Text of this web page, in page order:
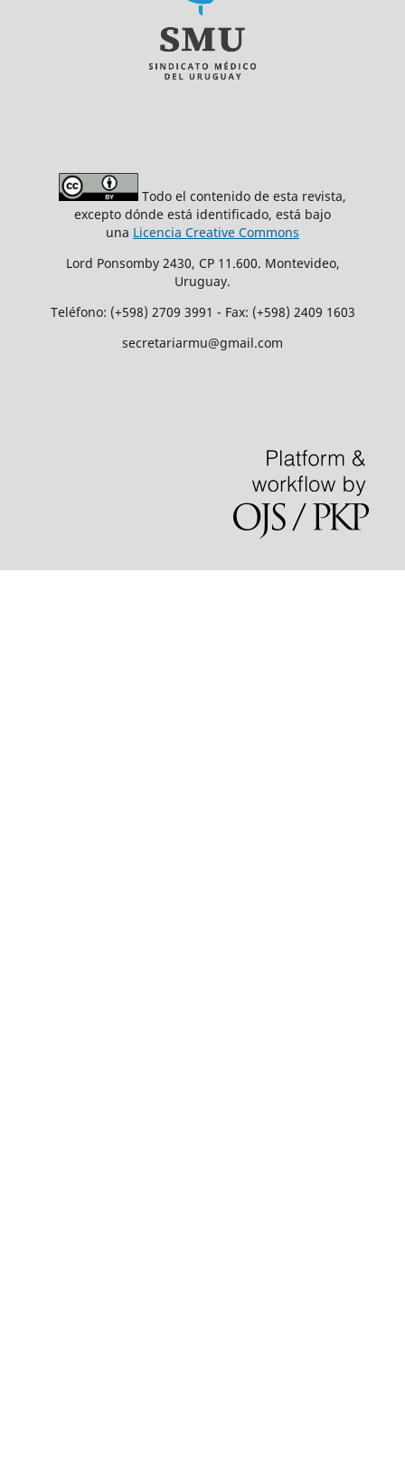
Todo el contenido de esta revista,
excepto dónde está identificado, está bajo
una Licencia Creative Commons
Lord Ponsomby 2430, CP 11.600. Montevideo,
Uruguay.
Teléfono: (+598) 2709 3991 - Fax: (+598) 2409 1603
secretariarmu@gmail.com